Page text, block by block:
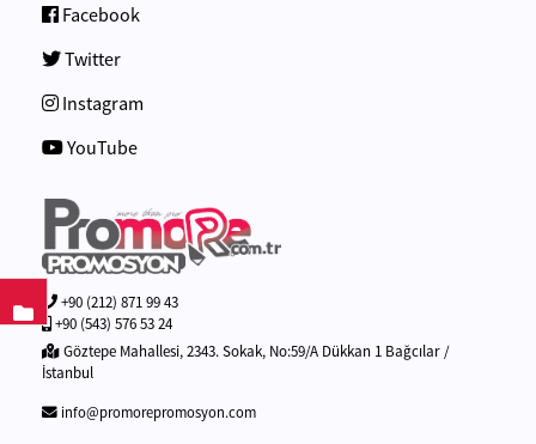
Facebook
Twitter
Instagram
YouTube
+90 (212) 871 99 43
+90 (543) 576 53 24
Göztepe Mahallesi, 2343. Sokak, No:59/A Dükkan 1 Bağcılar /
İstanbul
info@promorepromosyon.com